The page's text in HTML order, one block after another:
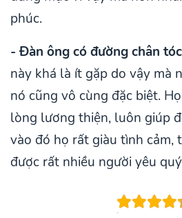
phúc.
- Đàn ông có đường chân
này khá là ít gặp do vậy mà
nó cũng vô cùng đặc biệt.
lòng lương thiện, luôn giúp
vào đó họ rất giàu tình cảm,
được rất nhiều người yêu